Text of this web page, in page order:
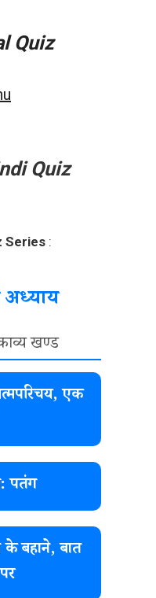
Quiz
Quiz
Series :
अध्याय
खण्ड
एक
पतंग
के बहाने, बात